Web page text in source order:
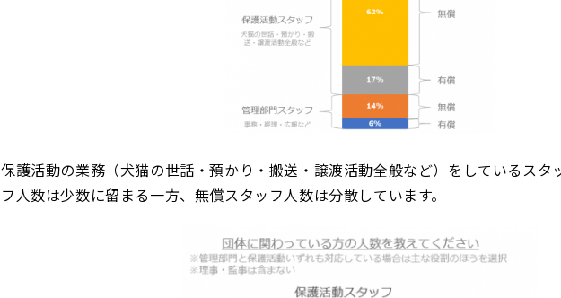
保護活動の業務（犬猫の世話・預かり・搬送・譲渡活動全般など）をしているスタ
フ人数は少数に留まる一方、無償スタッフ人数は分散しています。